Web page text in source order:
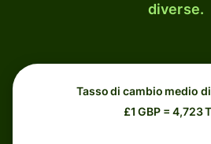
diverse.
Tasso di cambio medio
£1 GBP = 4,723